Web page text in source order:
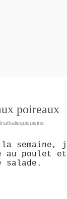
poireaux
la
poulet
salade.